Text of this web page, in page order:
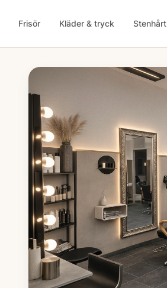
Frisör Kläder & tryck Stenhårt